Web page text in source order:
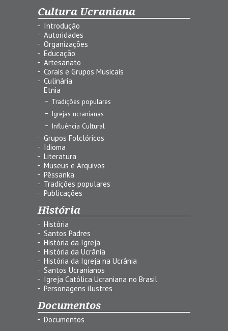
Cultura Ucraniana
Introdução
Autoridades
Organizações
Educação
Artesanato
Corais e Grupos Musicais
Culinária
Etnia
Tradições populares
Igrejas ucranianas
Influência Cultural
Grupos Folclóricos
Idioma
Literatura
Museus e Arquivos
Pêssanka
Tradições populares
Publicações
História
História
Santos Padres
História da Igreja
História da Ucrânia
História da Igreja na Ucrânia
Santos Ucranianos
Igreja Católica Ucraniana no Brasil
Personagens ilustres
Documentos
Documentos